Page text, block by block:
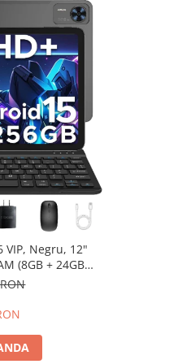
VIP, Negru, 12"
(8GB + 24GB
Android 15,